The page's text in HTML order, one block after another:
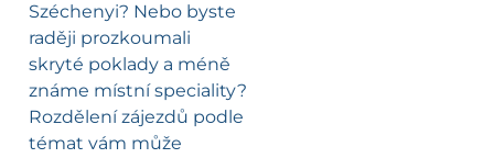
Széchenyi? Nebo byste
raději prozkoumali
skryté poklady a méně
známe místní speciality?
Rozdělení zájezdů podle
témat vám může